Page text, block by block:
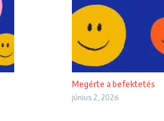
Megérte a befektetés
június 2, 2026